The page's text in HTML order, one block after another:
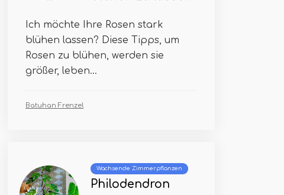
Ich möchte Ihre Rosen stark
blühen lassen? Diese Tipps, um
Rosen zu blühen, werden sie
größer, leben...
Batuhan Frenzel
Wachsende Zimmerpflanzen
Philodendron